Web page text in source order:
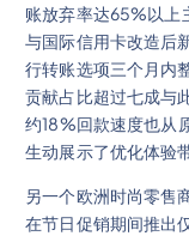
账放弃率达65%以上
与国际信用卡改造后
行转账选项三个月内
贡献占比超过七成与
约18%回款速度也从
生动展示了优化体验
另一个欧洲时尚零售
在节日促销期间推出